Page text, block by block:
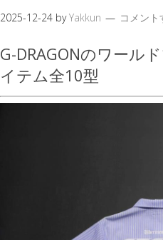
2025-12-24 byYakkun コメント
G-DRAGONのワール
イテム全10型